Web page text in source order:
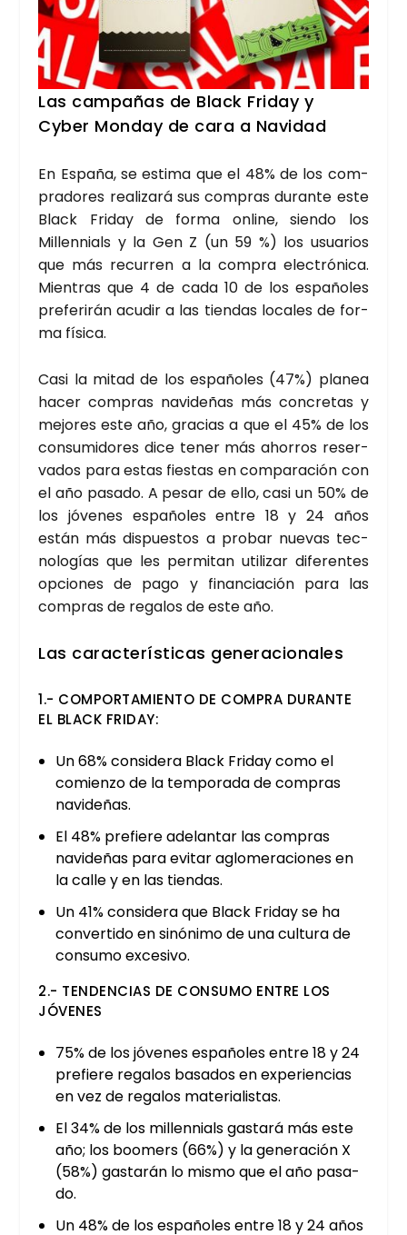
Las cam­pa­ñas de Black Fri­day y
Cyber Mon­day de cara a Navi­dad
En Espa­ña, se esti­ma que el 48% de los com­
pra­do­res rea­li­za­rá sus com­pras duran­te este
Black Fri­day de for­ma onli­ne, sien­do los
Millen­nials y la Gen Z (un 59 %) los usua­rios
que más recu­rren a la com­pra elec­tró­ni­ca.
Mien­tras que 4 de cada 10 de los espa­ño­les
pre­fe­ri­rán acu­dir a las tien­das loca­les de for­
ma físi­ca.
Casi la mitad de los espa­ño­les (47%) pla­nea
hacer com­pras navi­de­ñas más con­cre­tas y
mejo­res este año, gra­cias a que el 45% de los
con­su­mi­do­res dice tener más aho­rros reser­
va­dos para estas fies­tas en com­pa­ra­ción con
el año pasa­do. A pesar de ello, casi un 50% de
los jóve­nes espa­ño­les entre 18 y 24 años
están más dis­pues­tos a pro­bar nue­vas tec­
no­lo­gías que les per­mi­tan uti­li­zar dife­ren­tes
opcio­nes de pago y finan­cia­ción para las
com­pras de rega­los de este año.
Las carac­te­rís­ti­cas gene­ra­cio­na­les
1.- COM­POR­TA­MIEN­TO DE COM­PRA DURAN­TE
EL BLACK FRI­DAY:
Un 68% con­si­de­ra Black Fri­day como el
comien­zo de la tem­po­ra­da de com­pras
navi­de­ñas.
El 48% pre­fie­re ade­lan­tar las com­pras
navi­de­ñas para evi­tar aglo­me­ra­cio­nes en
la calle y en las tien­das.
Un 41% con­si­de­ra que Black Fri­day se ha
con­ver­ti­do en sinó­ni­mo de una cul­tu­ra de
con­su­mo exce­si­vo.
2.- TEN­DEN­CIAS DE CON­SU­MO ENTRE LOS
JÓVE­NES
75% de los jóve­nes espa­ño­les entre 18 y 24
pre­fie­re rega­los basa­dos en expe­rien­cias
en vez de rega­los mate­ria­lis­tas.
El 34% de los millen­nials gas­ta­rá más este
año; los boo­mers (66%) y la gene­ra­ción X
(58%) gas­ta­rán lo mis­mo que el año pasa­
do.
Un 48% de los espa­ño­les entre 18 y 24 años